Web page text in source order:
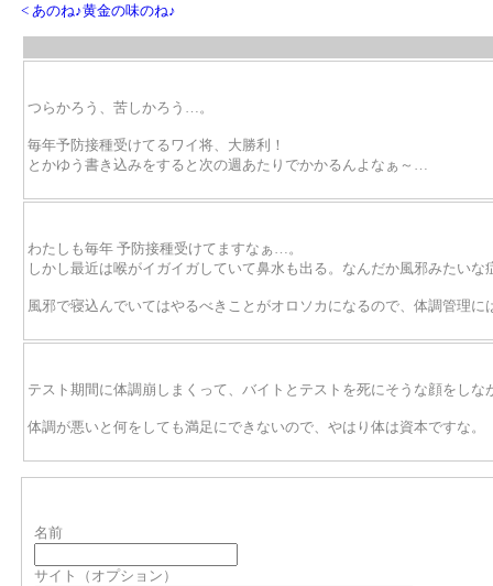
< あのね♪黄金の味のね♪
つらかろう、苦しかろう…。
毎年予防接種受けてるワイ将、大勝利！
とかゆう書き込みをすると次の週あたりでかかるんよなぁ～…
わたしも毎年 予防接種受けてますなぁ…。
しかし最近は喉がイガイガしていて鼻水も出る。なんだか風邪みたいな
風邪で寝込んでいてはやるべきことがオロソカになるので、体調管理に
テスト期間に体調崩しまくって、バイトとテストを死にそうな顔をしな
体調が悪いと何をしても満足にできないので、やはり体は資本ですな。
名前
サイト（オプション）